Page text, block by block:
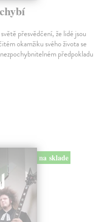
přesvědčení, že lidé jsou
okamžiku svého života se
předpokladu
na sklade